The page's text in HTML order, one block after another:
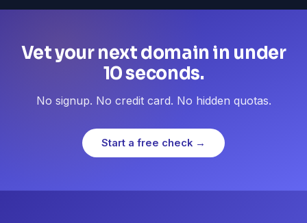
Vet your next domain in under
10 seconds.
No signup. No credit card. No hidden quotas.
Start a free check →